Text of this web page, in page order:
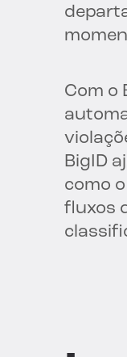
Com o
BigID
como
fluxos